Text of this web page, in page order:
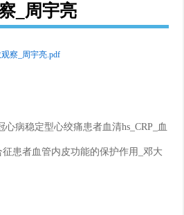
_周宇亮
察_周宇亮.pdf
心病稳定型心绞痛患者血清hs_CRP_血
患者血管内皮功能的保护作用_邓大